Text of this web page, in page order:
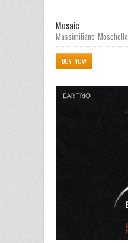
Mosaic
Massimiliano Moschella
BUY NOW